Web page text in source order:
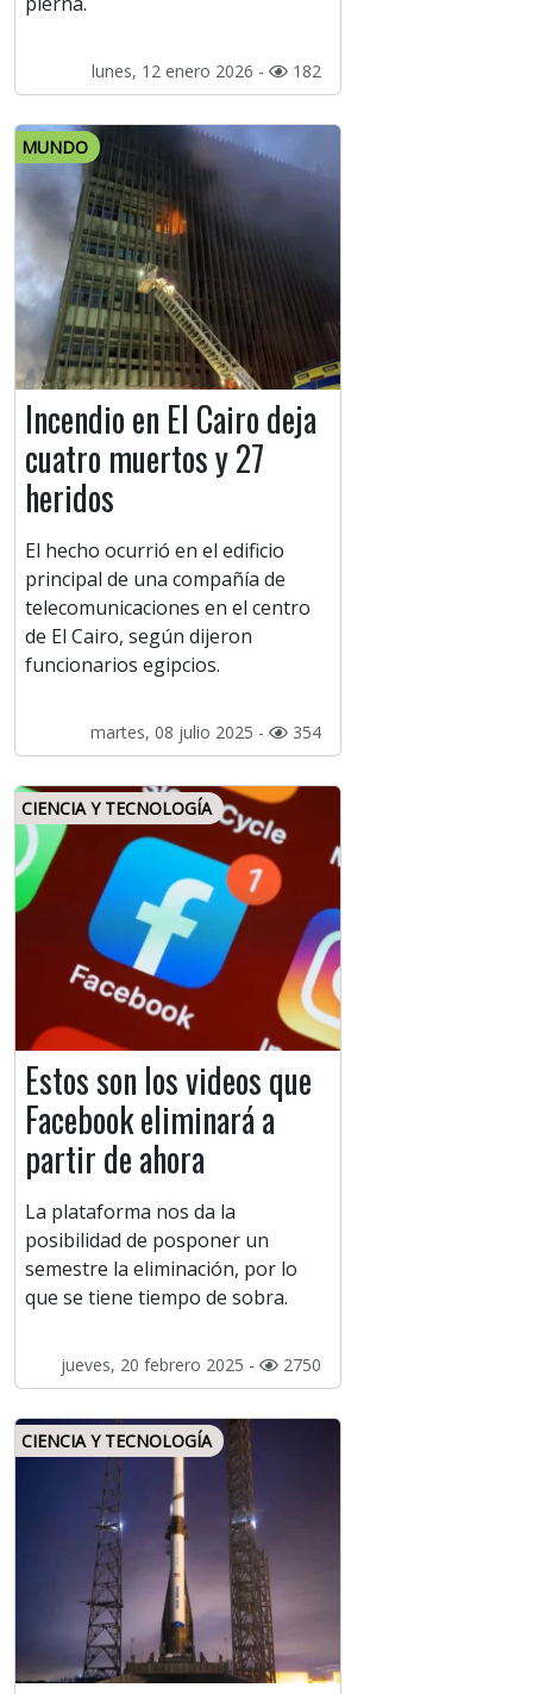
lunes, 12 enero 2026 - 182
MUNDO
Incendio en El Cairo deja
cuatro muertos y 27
heridos
El hecho ocurrió en el edificio
principal de una compañía de
telecomunicaciones en el centro
de El Cairo, según dijeron
funcionarios egipcios.
martes, 08 julio 2025 - 354
CIENCIA Y TECNOLOGÍA
Estos son los videos que
Facebook eliminará a
partir de ahora
La plataforma nos da la
posibilidad de posponer un
semestre la eliminación, por lo
que se tiene tiempo de sobra.
jueves, 20 febrero 2025 - 2750
CIENCIA Y TECNOLOGÍA